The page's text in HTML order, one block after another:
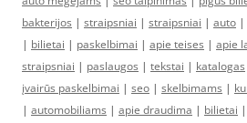
bakterijos | straipsniai | straipsniai | auto |
| bilietai | paskelbimai | apie teises | apie
straipsniai | paslaugos | tekstai | katalogas
įvairūs paskelbimai | seo | skelbimams |
| automobiliams | apie draudima | bilietai |